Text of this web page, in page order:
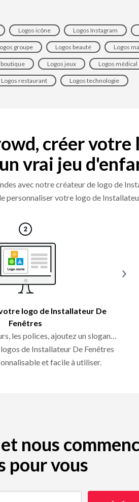
Logos icône Logos Instagram
groupe Logos beauté Logos
boutique Logos jeux Logos médical
Logos restaurant Logos technologie
créer
vrai jeu
avec notre créateur de logo de
votre logo de
logo de Installateur De
Fenêtres
les polices, ajoutez un slogan…
de Installateur De Fenêtres
et facile à utiliser.
nous
pour vous